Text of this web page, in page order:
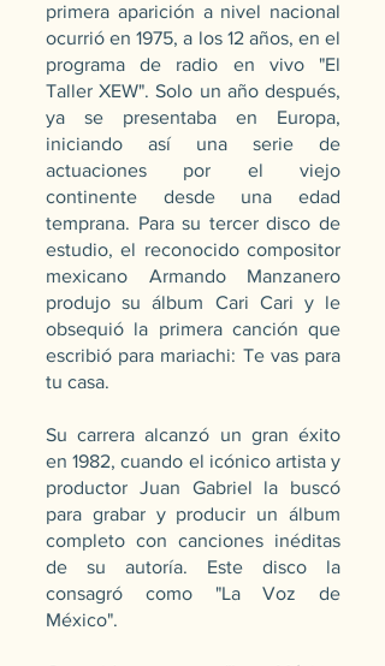
primera aparición a nivel nacional
ocurrió en 1975, a los 12 años, en el
programa de radio en vivo "El
Taller XEW". Solo un año después,
ya se presentaba en Europa,
iniciando así una serie de
actuaciones por el viejo
continente desde una edad
temprana. Para su tercer disco de
estudio, el reconocido compositor
mexicano Armando Manzanero
produjo su álbum Cari Cari y le
obsequió la primera canción que
escribió para mariachi: Te vas para
tu casa.
Su carrera alcanzó un gran éxito
en 1982, cuando el icónico artista y
productor Juan Gabriel la buscó
para grabar y producir un álbum
completo con canciones inéditas
de su autoría. Este disco la
consagró como "La Voz de
México".